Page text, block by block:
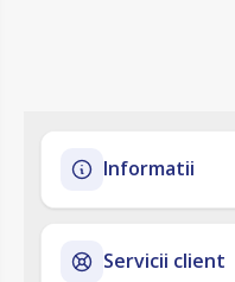
Informatii
Servicii client